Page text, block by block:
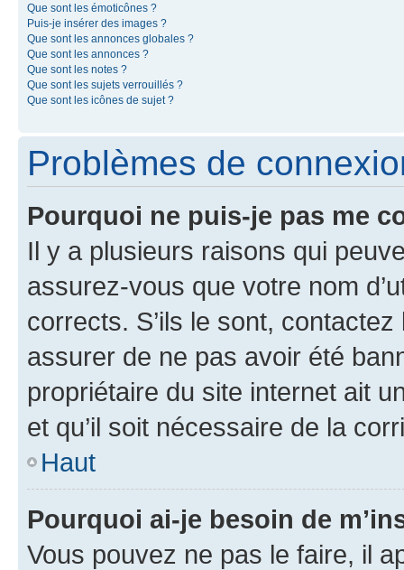
Que sont les émoticônes ?
Puis-je insérer des images ?
Que sont les annonces globales ?
Que sont les annonces ?
Que sont les notes ?
Que sont les sujets verrouillés ?
Que sont les icônes de sujet ?
Problèmes de
Pourquoi ne puis-je pas me
Il y a plusieurs raisons qui
assurez-vous que votre nom
corrects. S’ils le sont,
assurer de ne pas avoir été
propriétaire du site internet ait
et qu’il soit nécessaire de la
Haut
Pourquoi ai-je besoin de
Vous pouvez ne pas le faire, il